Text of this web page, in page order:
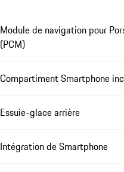
Module de navigation pour
(PCM)
Compartiment Smartphone
Essuie-glace arrière
Intégration de Smartphone